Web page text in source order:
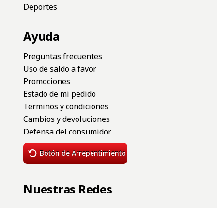
Deportes
Ayuda
Preguntas frecuentes
Uso de saldo a favor
Promociones
Estado de mi pedido
Terminos y condiciones
Cambios y devoluciones
Defensa del consumidor
Botón de Arrepentimiento
Nuestras Redes